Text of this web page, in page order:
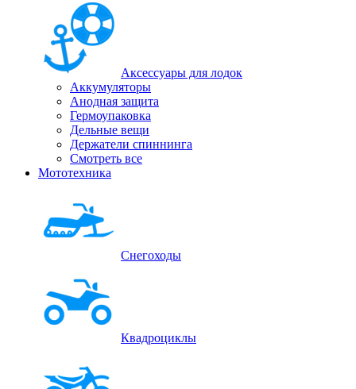
Аксессуары для лодок
Аккумуляторы
Анодная защита
Гермоупаковка
Дельные вещи
Держатели спиннинга
Смотреть все
Мототехника
Снегоходы
Квадроциклы